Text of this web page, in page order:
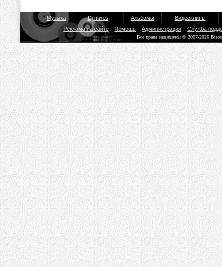
Музыка Dj mixes Альбомы
Видеоклипы
Реклама на сайте
Помощь Администрация Служба
Все права защищены © 2007-2026